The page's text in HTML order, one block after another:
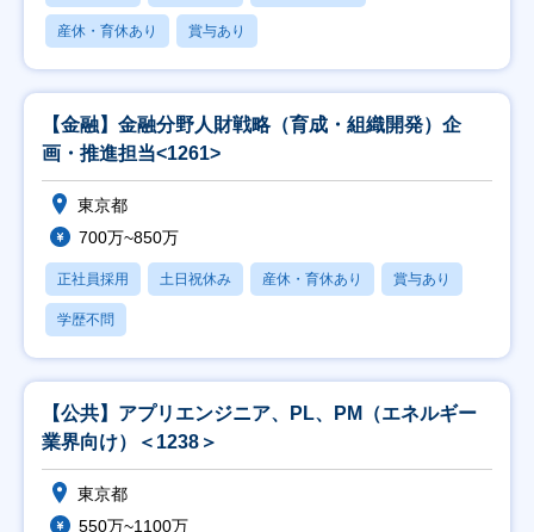
産休・育休あり 賞与あり
【金融】金融分野人財戦略（育成・組織開発）企
画・推進担当<1261>
東京都
700万~850万
正社員採用 土日祝休み 産休・育休あり 賞与あり
学歴不問
【公共】アプリエンジニア、PL、PM（エネルギー
業界向け）＜1238＞
東京都
550万~1100万